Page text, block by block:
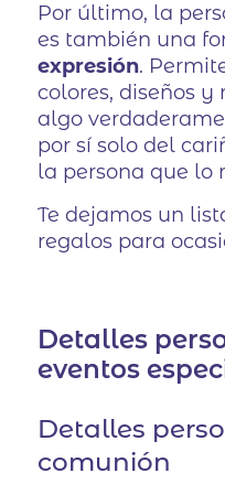
Por último, la
es también una
expresión.
colores, diseños y
algo
por sí solo del
la persona que lo
Te dejamos un
regalos para
Detalles
eventos
Detalles
comunión